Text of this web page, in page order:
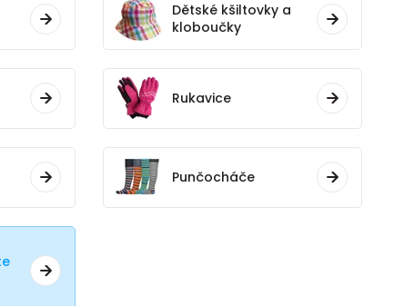
Dětské kšiltovky a
kloboučky
Rukavice
Punčocháče